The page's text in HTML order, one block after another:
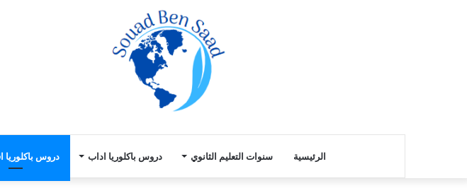
الرئيسية سنوات التعليم الثانوي دروس باكلوريا اداب دروس باكلوريا